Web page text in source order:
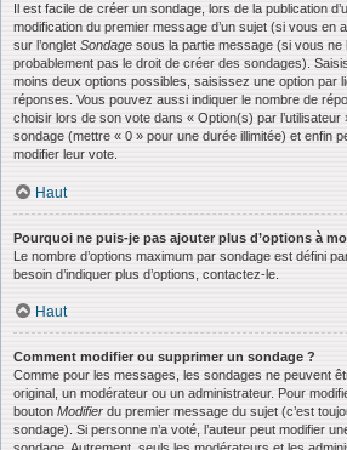
Il est facile de créer un sondage, lors de la publication
modification du premier message d’un sujet (si vous en
sur l’onglet Sondage sous la partie message (si vous ne
probablement pas le droit de créer des sondages).
moins deux options possibles, saisissez une option par
réponses. Vous pouvez aussi indiquer le nombre de
choisir lors de son vote dans « Option(s) par l’utilisateur
sondage (mettre « 0 » pour une durée illimitée) et enfin
modifier leur vote.
Haut
Pourquoi ne puis-je pas ajouter plus d’options à
Le nombre d’options maximum par sondage est défini
besoin d’indiquer plus d’options, contactez-le.
Haut
Comment modifier ou supprimer un sondage ?
Comme pour les messages, les sondages ne peuvent
original, un modérateur ou un administrateur. Pour
bouton Modifier du premier message du sujet (c’est
sondage). Si personne n’a voté, l’auteur peut modifier